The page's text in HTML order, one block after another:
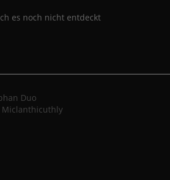
es noch nicht entdeckt
Duo
Miclanthicuthly